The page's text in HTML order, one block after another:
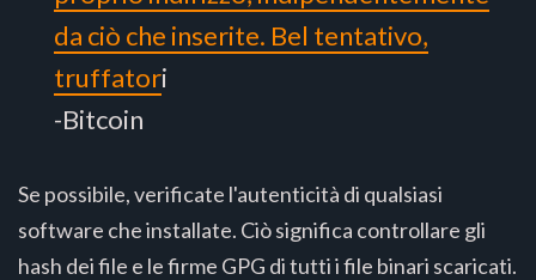
da ciò che inserite. Bel tentativo,
truffatori
-Bitcoin
Se possibile, verificate l'autenticità di qualsiasi
software che installate. Ciò significa controllare gli
hash dei file e le firme GPG di tutti i file binari scaricati.